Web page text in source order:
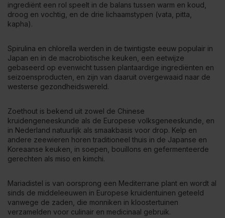
ingrediënt een rol speelt in de balans tussen warm en koud,
droog en vochtig, en de drie lichaamstypen (vata, pitta,
kapha).
Spirulina en chlorella werden in de twintigste eeuw populair in
Japan en in de macrobiotische keuken, een eetwijze
gebaseerd op evenwicht tussen plantaardige ingrediënten en
seizoensproducten, en zijn van daaruit overgewaaid naar de
westerse gezondheidswereld.
Zoethout is bekend uit zowel de Chinese
kruidengeneeskunde als de Europese volksgeneeskunde, en
in Nederland natuurlijk als smaakbasis voor drop. Kelp en
andere zeewieren horen traditioneel thuis in de Japanse en
Koreaanse keuken, in soepen, bouillons en gefermenteerde
gerechten als miso en kimchi.
Mariadistel is van oorsprong een Mediterrane plant en wordt al
sinds de middeleeuwen in Europese kruidentuinen geteeld
vanwege de zaden, die monniken in kloostertuinen
verzamelden voor culinair en medicinaal gebruik.